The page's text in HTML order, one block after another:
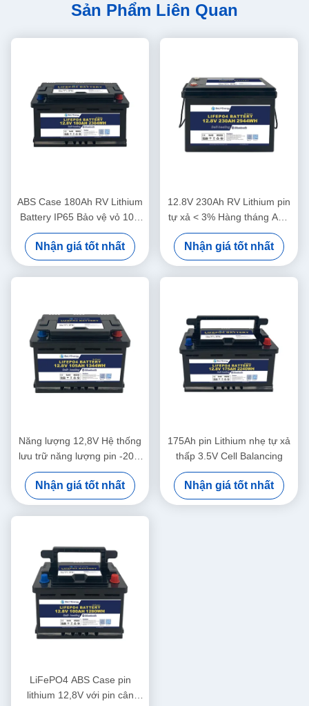
Sản Phẩm Liên Quan
ABS Case 180Ah RV Lithium
Battery IP65 Bảo vệ vỏ 10V
Bảo vệ điện áp
Nhận giá tốt nhất
12.8V 230Ah RV Lithium pin
tự xả < 3% Hàng tháng ABS
Case
Nhận giá tốt nhất
Năng lượng 12,8V Hệ thống
lưu trữ năng lượng pin -20 ~
60 Phạm vi nhiệt độ xả
Nhận giá tốt nhất
175Ah pin Lithium nhẹ tự xả
thấp 3.5V Cell Balancing
Nhận giá tốt nhất
LiFePO4 ABS Case pin
lithium 12,8V với pin cân